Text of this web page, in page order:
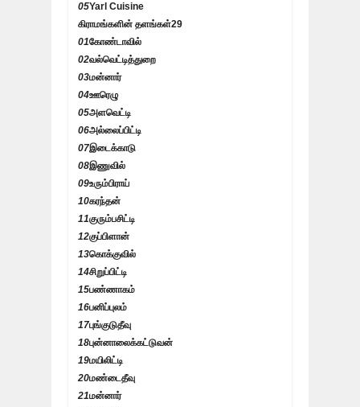
05Yarl Cuisine
கிராமங்களின் தளங்கள்29
01கோண்டாவில்
02வல்வெட்டித்துறை
03மன்னார்
04ஊரெழு
05அளவெட்டி
06அல்லைப்பிட்டி
07இடைக்காடு
08இணுவில்
09உரும்பிராய்
10கரந்தன்
11குரும்பசிட்டி
12குப்பிளான்
13கொக்குவில்
14சிறுப்பிட்டி
15பண்ணாகம்
16பனிப்புலம்
17புங்குடுதீவு
18புன்னாலைக்கட்டுவன்
19மயிலிட்டி
20மண்டைதீவு
21மன்னார்